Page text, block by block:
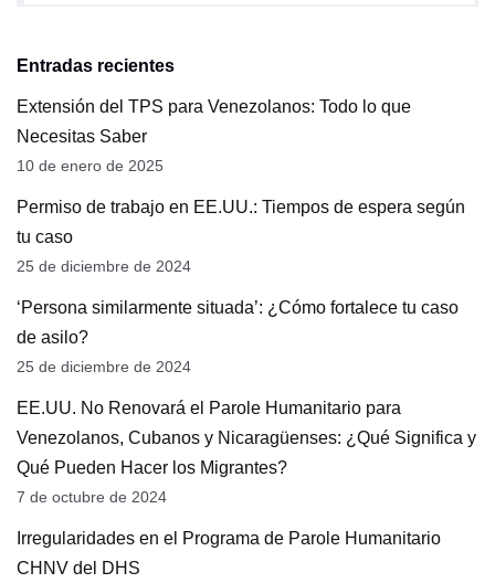
Entradas recientes
Extensión del TPS para Venezolanos: Todo lo que
Necesitas Saber
10 de enero de 2025
Permiso de trabajo en EE.UU.: Tiempos de espera según
tu caso
25 de diciembre de 2024
‘Persona similarmente situada’: ¿Cómo fortalece tu caso
de asilo?
25 de diciembre de 2024
EE.UU. No Renovará el Parole Humanitario para
Venezolanos, Cubanos y Nicaragüenses: ¿Qué Significa y
Qué Pueden Hacer los Migrantes?
7 de octubre de 2024
Irregularidades en el Programa de Parole Humanitario
CHNV del DHS